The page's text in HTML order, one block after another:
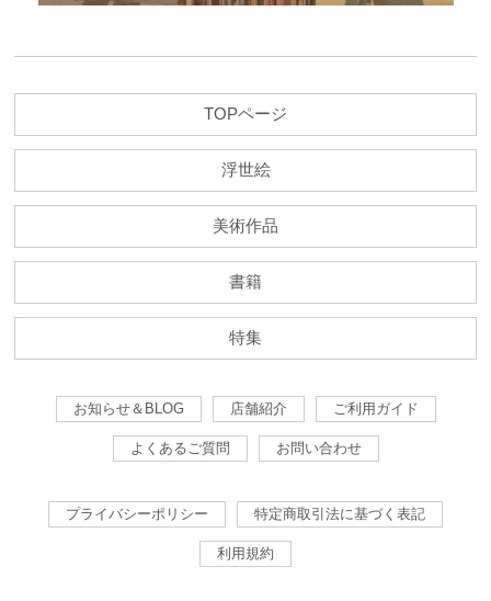
TOPページ
浮世絵
美術作品
書籍
特集
お知らせ＆BLOG 店舗紹介 ご利用ガイド
よくあるご質問 お問い合わせ
プライバシーポリシー 特定商取引法に基づく表記
利用規約